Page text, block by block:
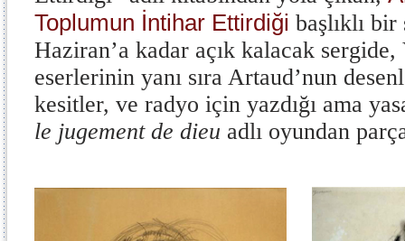
Toplumun İntihar Ettirdiği başlıklı
Haziran’a kadar açık kalacak sergide,
eserlerinin yanı sıra Artaud’nun
kesitler, ve radyo için yazdığı ama
le jugement de dieu adlı oyundan